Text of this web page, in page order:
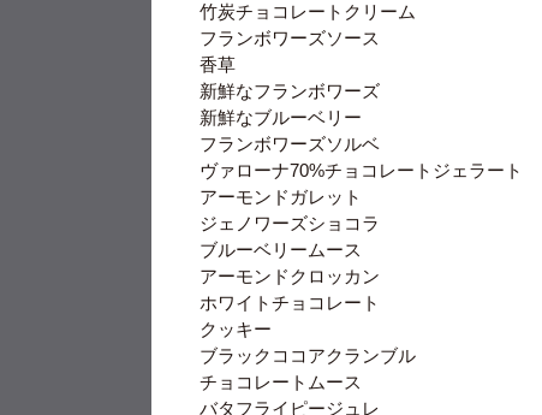
竹炭チョコレートクリーム
フランボワーズソース
香草
新鮮なフランボワーズ
新鮮なブルーベリー
フランボワーズソルベ
ヴァローナ70%チョコレートジェラート
アーモンドガレット
ジェノワーズショコラ
ブルーベリームース
アーモンドクロッカン
ホワイトチョコレート
クッキー
ブラックココアクランブル
チョコレートムース
バタフライピージュレ